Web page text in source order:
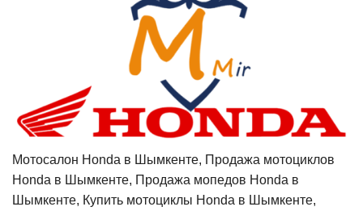
Мотосалон Honda в Шымкенте, Продажа мотоциклов
Honda в Шымкенте, Продажа мопедов Honda в
Шымкенте, Купить мотоциклы Honda в Шымкенте,